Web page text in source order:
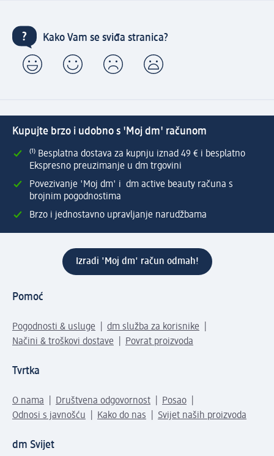
Kako Vam se sviđa stranica?
Kupujte brzo i udobno s 'Moj dm' računom
⁽¹⁾ Besplatna dostava za kupnju iznad 49 € i besplatno
Ekspresno preuzimanje u dm trgovini
Povezivanje 'Moj dm' i dm active beauty računa s
brojnim pogodnostima
Brzo i jednostavno upravljanje narudžbama
Izradi 'Moj dm' račun odmah!
Pomoć
Pogodnosti & usluge
dm služba za korisnike
Načini & troškovi dostave
Povrat proizvoda
Tvrtka
O nama Društvena odgovornost
Posao
Odnosi s javnošću
Kako do nas Svijet naših proizvoda
dm Svijet